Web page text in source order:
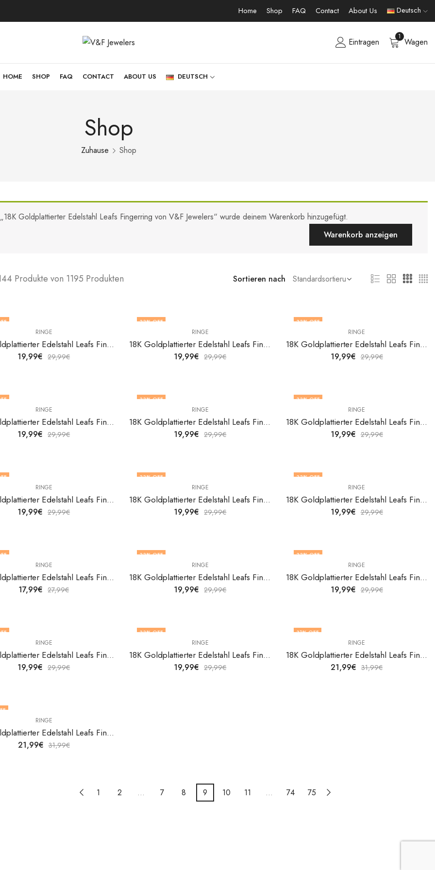
Home Shop FAQ Contact About Us Deutsch
Eintragen
1
Wagen
HOME SHOP FAQ CONTACT ABOUT US DEUTSCH
Shop
Zuhause Shop
„18K Goldplattierter Edelstahl Leafs Fingerring von V&F Jewelers“ wurde deinem Warenkorb hinzugefügt.
Warenkorb anzeigen
Produkte von 1195 Produkten Sortieren nach
RINGE
18K Goldplattierter Edelstahl Leafs Fingerring von V&F Jewelers
19,99€ 29,99€
33% OFF
RINGE
18K Goldplattierter Edelstahl Leafs Fingerring von V&F Jewelers
19,99€ 29,99€
33% OFF
RINGE
18K Goldplattierter Edelstahl Leafs Fingerring von V&F Jewelers
19,99€ 29,99€
RINGE
18K Goldplattierter Edelstahl Leafs Fingerring von V&F Jewelers
19,99€ 29,99€
33% OFF
RINGE
18K Goldplattierter Edelstahl Leafs Fingerring von V&F Jewelers
19,99€ 29,99€
33% OFF
RINGE
18K Goldplattierter Edelstahl Leafs Fingerring von V&F Jewelers
19,99€ 29,99€
RINGE
18K Goldplattierter Edelstahl Leafs Fingerring von V&F Jewelers
19,99€ 29,99€
33% OFF
RINGE
18K Goldplattierter Edelstahl Leafs Fingerring von V&F Jewelers
19,99€ 29,99€
33% OFF
RINGE
18K Goldplattierter Edelstahl Leafs Fingerring von V&F Jewelers
19,99€ 29,99€
RINGE
18K Goldplattierter Edelstahl Leafs Fingerring von V&F Jewelers
17,99€ 27,99€
33% OFF
RINGE
18K Goldplattierter Edelstahl Leafs Fingerring von V&F Jewelers
19,99€ 29,99€
33% OFF
RINGE
18K Goldplattierter Edelstahl Leafs Fingerring von V&F Jewelers
19,99€ 29,99€
RINGE
18K Goldplattierter Edelstahl Leafs Fingerring von V&F Jewelers
19,99€ 29,99€
33% OFF
RINGE
18K Goldplattierter Edelstahl Leafs Fingerring von V&F Jewelers
19,99€ 29,99€
31% OFF
RINGE
18K Goldplattierter Edelstahl Leafs Fingerring von V&F Jewelers
21,99€ 31,99€
RINGE
18K Goldplattierter Edelstahl Leafs Fingerring von V&F Jewelers
21,99€ 31,99€
1 2 … 7 8 9 10 11 … 74 75